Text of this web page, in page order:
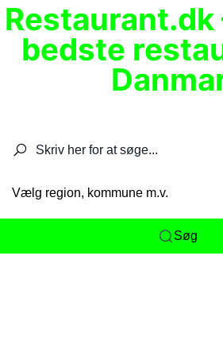
Restaurant.dk
bedste
Vælg region, kommune m.v.
Søg